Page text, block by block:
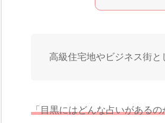
高級住宅地やビジネス街と
「目黒にはどんな占いがある